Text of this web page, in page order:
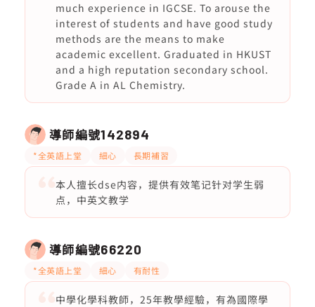
much experience in IGCSE. To arouse the
interest of students and have good study
methods are the means to make
academic excellent. Graduated in HKUST
and a high reputation secondary school.
Grade A in AL Chemistry.
導師編號142894
*全英語上堂 細心 長期補習
本人擅长dse内容，提供有效笔记针对学生弱
点，中英文教学
導師編號66220
*全英語上堂 細心 有耐性
中學化學科教師，25年教學經驗，有為國際學